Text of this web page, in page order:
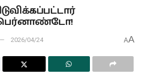
2026/04/24 AA